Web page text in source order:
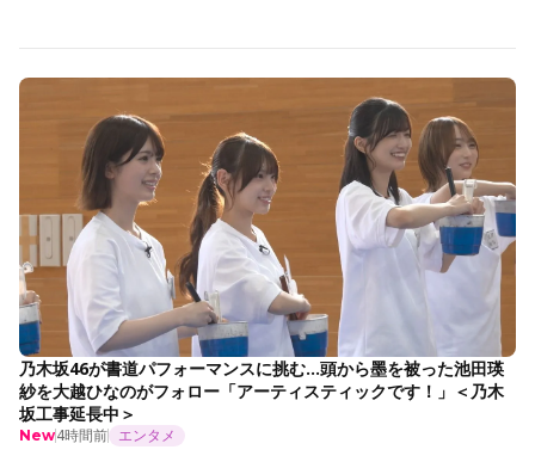
乃木坂46が書道パフォーマンスに挑む…頭から墨を被った池田瑛
紗を大越ひなのがフォロー「アーティスティックです！」＜乃木
坂工事延長中＞
New4時間前 エンタメ